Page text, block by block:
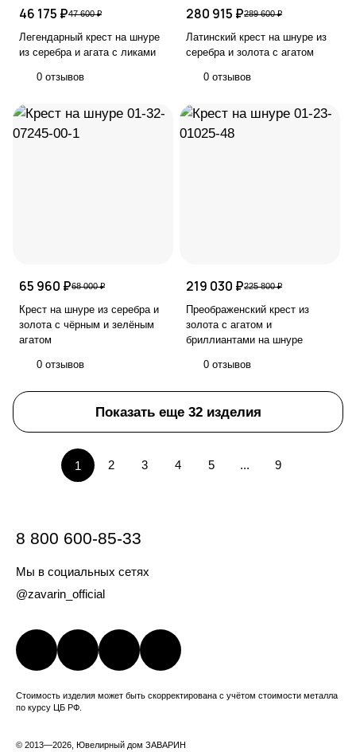
46 175 ₽47 600 ₽
Легендарный крест на шнуре
из серебра и агата с ликами
0 отзывов
280 915 ₽289 600 ₽
Латинский крест на шнуре из
серебра и золота с агатом
0 отзывов
65 960 ₽68 000 ₽
Крест на шнуре из серебра и
золота с чёрным и зелёным
агатом
0 отзывов
219 030 ₽225 800 ₽
Преображенский крест из
золота с агатом и
бриллиантами на шнуре
0 отзывов
Показать еще 32 изделия
1 2 3 4 5 ... 9
8 800 600-85-33
Мы в социальных сетях
@zavarin_official
Стоимость изделия может быть скорректирована с учётом стоимости металла
по курсу ЦБ РФ.
© 2013—2026, Ювелирный дом ЗАВАРИН